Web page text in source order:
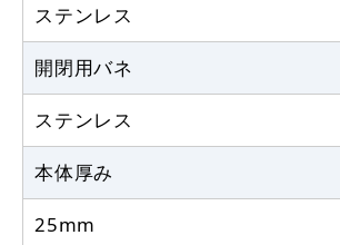
ステンレス
開閉用バネ
ステンレス
本体厚み
25mm